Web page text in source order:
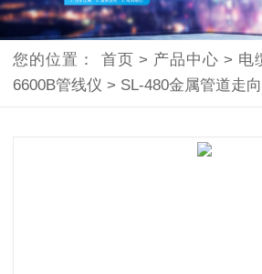
您的位置： 首页 > 产品中心 > 电
6600B管线仪 > SL-480金属管道走